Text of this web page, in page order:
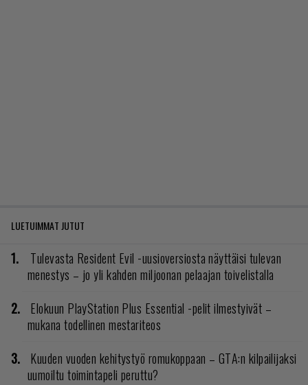
LUETUIMMAT JUTUT
Tulevasta Resident Evil -uusioversiosta näyttäisi tulevan
menestys – jo yli kahden miljoonan pelaajan toivelistalla
Elokuun PlayStation Plus Essential -pelit ilmestyivät –
mukana todellinen mestariteos
Kuuden vuoden kehitystyö romukoppaan – GTA:n kilpailijaksi
uumoiltu toimintapeli peruttu?